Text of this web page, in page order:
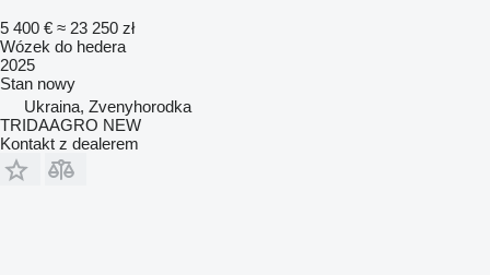
5 400 € ≈ 23 250 zł
Wózek do hedera
2025
Stan nowy
Ukraina, Zvenyhorodka
TRIDAAGRO NEW
Kontakt z dealerem